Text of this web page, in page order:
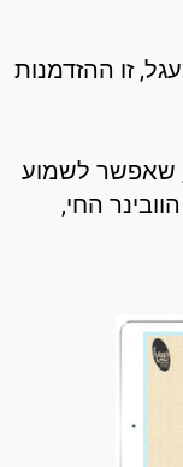
זו ההזדמנות
שאפשר לשמוע
החי,